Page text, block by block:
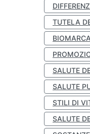
TUTELA
SALUTE
SALUTE
STILI DI
SALUTE